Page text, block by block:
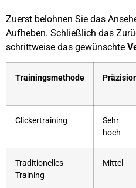
Zuerst belohnen Sie das
Aufheben. Schließlich das
schrittweise das gewünschte
Trainingsmethode
Clickertraining
Sehr
hoch
Traditionelles
Training
Mittel